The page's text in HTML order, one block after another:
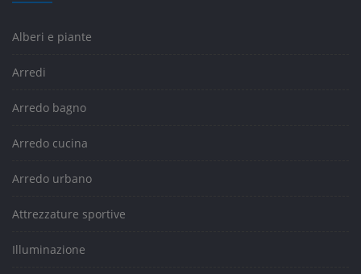
Alberi e piante
Arredi
Arredo bagno
Arredo cucina
Arredo urbano
Attrezzature sportive
Illuminazione